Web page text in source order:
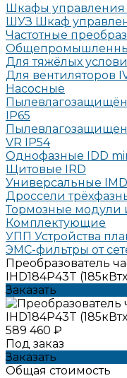
Шкафы управления
ШУЗ Шкаф
Частотные
Для тяжёлых
Для вентиляторов
Насосные
IP65
VR IP54
Однофазные IDD
Щитовые IRD
Универсальные IMD
Дроссели
Тормозные модули
Комплектующие
УПП Устройства
ЭМС-фильтры от
Преобразователь
IHD184P43T
Заказать
589 460 ₽
Под заказ
Заказать
Общая стоимость